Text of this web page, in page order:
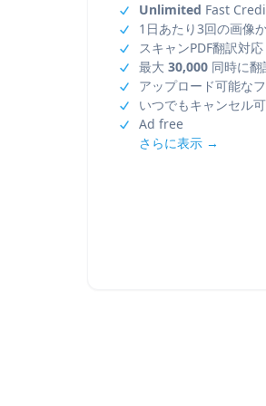
Unlimited Fast
1日あたり3回の画像
スキャンPDF翻訳対応
最大 30,000 同時に
アップロード可能な
いつでもキャンセル
Ad free
さらに表示 →